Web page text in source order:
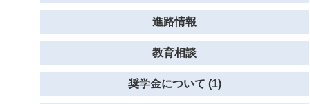
進路情報
教育相談
奨学金について (1)